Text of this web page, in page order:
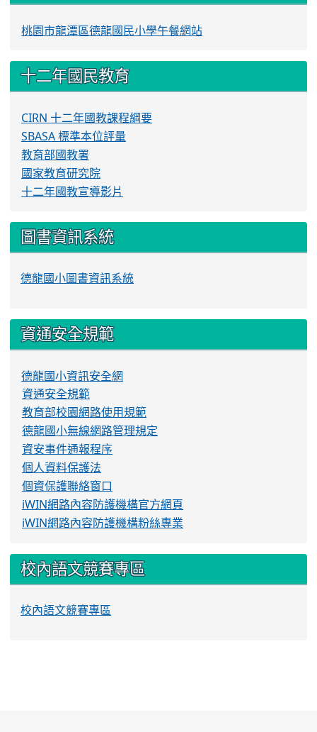
桃園市龍潭區德龍國民小學午餐網站
十二年國民教育
CIRN 十二年國教課程綱要
SBASA 標準本位評量
教育部國教署
國家教育研究院
十二年國教宣導影片
圖書資訊系統
德龍國小圖書資訊系統
資通安全規範
德龍國小資訊安全網
資通安全規範
教育部校園網路使用規範
德龍國小無線網路管理規定
資安事件通報程序
個人資料保護法
個資保護聯絡窗口
iWIN網路內容防護機構官方網頁
iWIN網路內容防護機構粉絲專業
校內語文競賽專區
校內語文競賽專區